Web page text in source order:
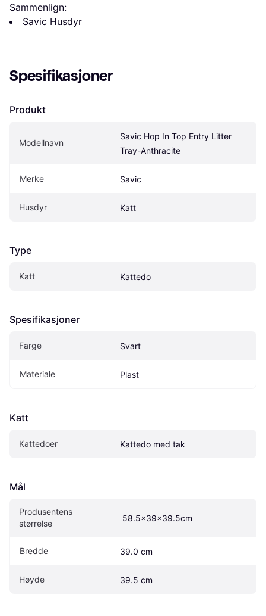
Sammenlign:
Savic Husdyr
Spesifikasjoner
Produkt
Modellnavn
Savic Hop In Top Entry Litter
Tray-Anthracite
Merke Savic
Husdyr Katt
Type
Katt Kattedo
Spesifikasjoner
Farge Svart
Materiale Plast
Katt
Kattedoer Kattedo med tak
Mål
Produsentens
størrelse
58.5x39x39.5cm
Bredde 39.0 cm
Høyde 39.5 cm